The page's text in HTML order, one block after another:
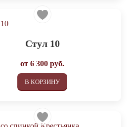
Стул 10
от6 300 руб.
В КОРЗИНУ